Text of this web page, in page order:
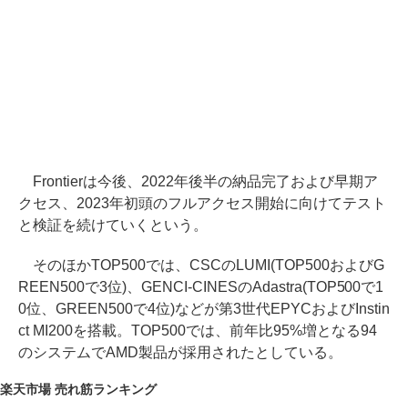
Frontierは今後、2022年後半の納品完了および早期ア
クセス、2023年初頭のフルアクセス開始に向けてテスト
と検証を続けていくという。
そのほかTOP500では、CSCのLUMI(TOP500およびG
REEN500で3位)、GENCI-CINESのAdastra(TOP500で1
0位、GREEN500で4位)などが第3世代EPYCおよびInstin
ct MI200を搭載。TOP500では、前年比95%増となる94
のシステムでAMD製品が採用されたとしている。
楽天市場 売れ筋ランキング